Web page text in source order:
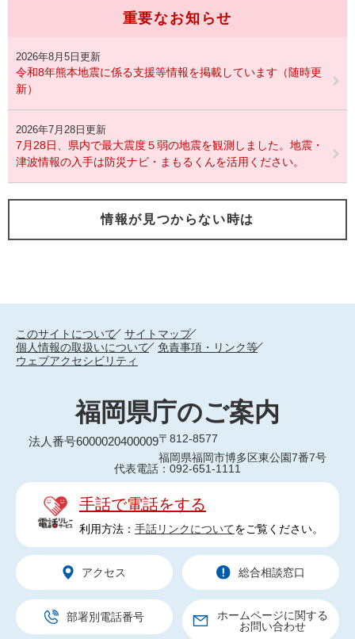
重要なお知らせ
2026年8月5日更新
令和8年熊本地震に係る支援等情報を掲載しています（随時更
新）
2026年7月28日更新
7月28日、県内で最大震度５弱の地震を観測しました。地震・
津波情報の入手は防災ナビ・まもるくんを活用ください。
情報が見つからない時は
このサイトについて
サイトマップ
個人情報の取扱いについて
免責事項・リンク等
ウェブアクセシビリティ
福岡県庁のご案内
法人番号6000020400009〒812-8577
福岡県福岡市博多区東公園7番7号
代表電話：092-651-1111
手話で電話をする
利用方法： 手話リンクについてをご覧ください。
アクセス 総合相談窓口
部署別電話番号
ホームページに関する
お問い合わせ